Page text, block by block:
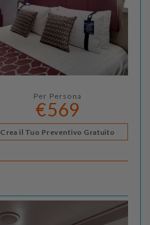
Per Persona
€569
Crea il Tuo Preventivo Gratuito